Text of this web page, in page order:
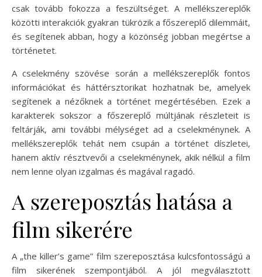
csak tovább fokozza a feszültséget. A mellékszereplők
közötti interakciók gyakran tükrözik a főszereplő dilemmáit,
és segítenek abban, hogy a közönség jobban megértse a
történetet.
A cselekmény szövése során a mellékszereplők fontos
információkat és háttérsztorikat hozhatnak be, amelyek
segítenek a nézőknek a történet megértésében. Ezek a
karakterek sokszor a főszereplő múltjának részleteit is
feltárják, ami további mélységet ad a cselekménynek. A
mellékszereplők tehát nem csupán a történet díszletei,
hanem aktív résztvevői a cselekménynek, akik nélkül a film
nem lenne olyan izgalmas és magával ragadó.
A szereposztás hatása a
film sikerére
A „the killer’s game” film szereposztása kulcsfontosságú a
film sikerének szempontjából. A jól megválasztott